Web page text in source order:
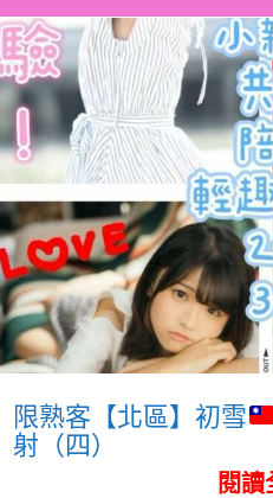
限熟客【北區】初雪
射（四）
閱讀